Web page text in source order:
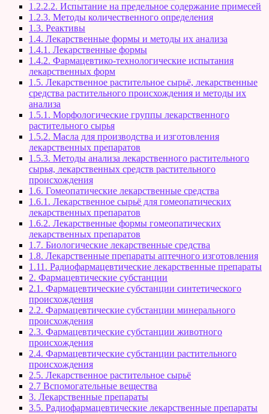
1.2.2.2. Испытание на предельное содержание примесей
1.2.3. Методы количественного определения
1.3. Реактивы
1.4. Лекарственные формы и методы их анализа
1.4.1. Лекарственные формы
1.4.2. Фармацевтико-технологические испытания
лекарственных форм
1.5. Лекарственное растительное сырьё, лекарственные
средства растительного происхождения и методы их
анализа
1.5.1. Морфологические группы лекарственного
растительного сырья
1.5.2. Масла для производства и изготовления
лекарственных препаратов
1.5.3. Методы анализа лекарственного растительного
сырья, лекарственных средств растительного
происхождения
1.6. Гомеопатические лекарственные средства
1.6.1. Лекарственное сырьё для гомеопатических
лекарственных препаратов
1.6.2. Лекарственные формы гомеопатических
лекарственных препаратов
1.7. Биологические лекарственные средства
1.8. Лекарственные препараты аптечного изготовления
1.11. Радиофармацевтические лекарственные препараты
2. Фармацевтические субстанции
2.1. Фармацевтические субстанции синтетического
происхождения
2.2. Фармацевтические субстанции минерального
происхождения
2.3. Фармацевтические субстанции животного
происхождения
2.4. Фармацевтические субстанции растительного
происхождения
2.5. Лекарственное растительное сырьё
2.7 Вспомогательные вещества
3. Лекарственные препараты
3.5. Радиофармацевтические лекарственные препараты